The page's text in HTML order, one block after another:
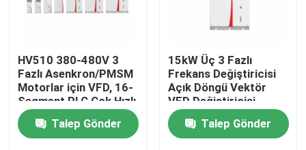
Evde
HV510 380-480V 3
Fazlı Asenkron/PMSM
Motorlar için VFD, 16-
Segment PLC Çok Hızlı
Çalışmayı Destekler
Talep Gönder
15kW Üç 3 Fazlı
Frekans Değiştiricisi
Açık Döngü Vektör
VFD Değiştiricisi
Talep Gönder